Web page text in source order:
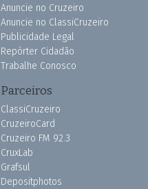
Anuncie no Cruzeiro
Anuncie no ClassiCruzeiro
Publicidade Legal
Repórter Cidadão
Trabalhe Conosco
Parceiros
ClassiCruzeiro
CruzeiroCard
Cruzeiro FM 92.3
CruxLab
Grafsul
Depositphotos